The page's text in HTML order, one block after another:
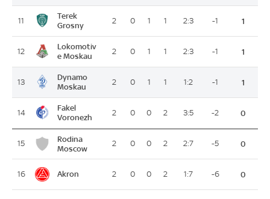
11
Terek
Grosny
2 0 1 1 2:3 -1 1
12
Lokomotiv
e Moskau
2 0 1 1 2:3 -1 1
13
Dynamo
Moskau
2 0 1 1 1:2 -1 1
14
Fakel
Voronezh
2 0 0 2 3:5 -2 0
15
Rodina
Moscow
2 0 0 2 2:7 -5 0
16 Akron 2 0 0 2 1:7 -6 0